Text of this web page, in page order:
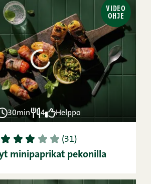
VIDEO
OHJE
30min 4 Helppo
1 2 3 4 5 (31)
minipaprikat pekonilla